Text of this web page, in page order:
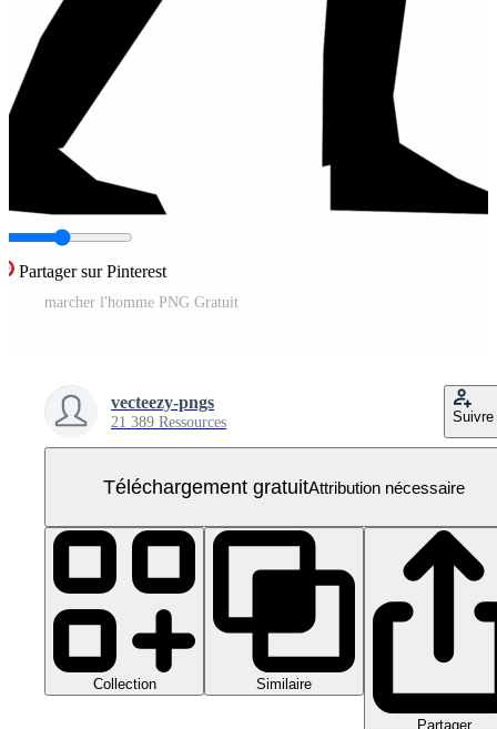
Partager sur Pinterest
marcher l'homme PNG Gratuit
vecteezy-pngs
21 389 Ressources Suivre
Téléchargement gratuitAttribution nécessaire
Collection Similaire
Partager